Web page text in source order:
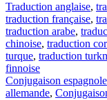
Traduction anglaise,
traduction française,
traduction arabe,
chinoise, traduction
turque, traduction
finnoise
Conjugaison espagnole
allemande,